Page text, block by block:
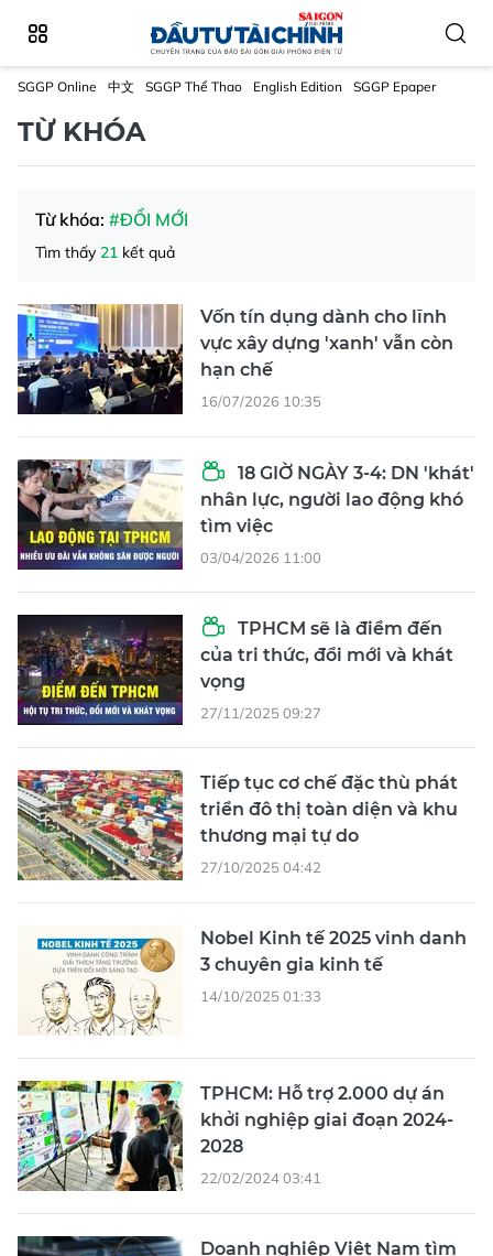
SGGP Online 中文 SGGP Thể Thao English Edition SGGP Epaper
TỪ KHÓA
Từ khóa: #ĐỔI MỚI
Tìm thấy 21 kết quả
Vốn tín dụng dành cho lĩnh
vực xây dựng 'xanh' vẫn còn
hạn chế
16/07/2026 10:35
18 GIỜ NGÀY 3-4: DN 'khát'
nhân lực, người lao động khó
tìm việc
03/04/2026 11:00
TPHCM sẽ là điểm đến
của tri thức, đổi mới và khát
vọng
27/11/2025 09:27
Tiếp tục cơ chế đặc thù phát
triển đô thị toàn diện và khu
thương mại tự do
27/10/2025 04:42
Nobel Kinh tế 2025 vinh danh
3 chuyên gia kinh tế
14/10/2025 01:33
TPHCM: Hỗ trợ 2.000 dự án
khởi nghiệp giai đoạn 2024-
2028
22/02/2024 03:41
Doanh nghiệp Việt Nam tìm